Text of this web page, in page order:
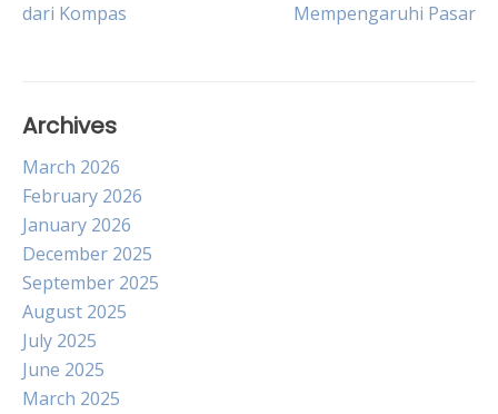
navigation
dari Kompas
Mempengaruhi Pasar
Archives
March 2026
February 2026
January 2026
December 2025
September 2025
August 2025
July 2025
June 2025
March 2025